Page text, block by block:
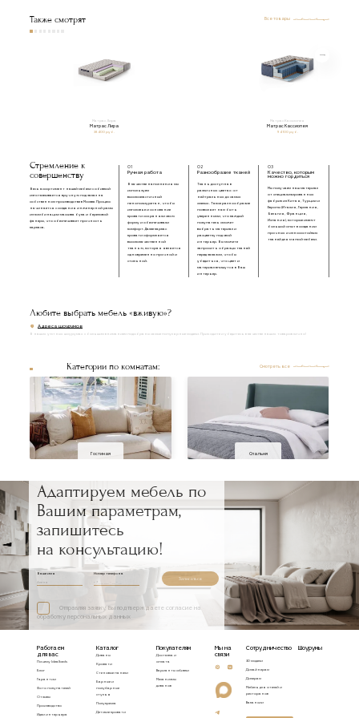
Также смотрят Все товары
Матрас Лира
Матрас Лира
38 400 руб.
Матрас Кассиопея
Матрас Кассиопея
94 100 руб.
Стремление к
совершенству
Весь ассортимент нашей мебели с обивкой
изготавливается вручную под заказ на
собственном производстве в Москве. Процесс
начинается с создания инженерной рамы
из комбинации массива бука и березовой
фанеры, что обеспечивает прочность
каркаса.
01
Ручная работа
В качестве наполнения мы
используем
высокоэластичный
пенополиуретан, чтобы
изголовье и основание
кровати сохраняли свою
форму и обеспечивали
комфорт. Далее каркас
кровати оформляется
высококачественной
тканью, которая является
одновременно прочной и
стильной.
02
Разнообразие тканей
Ткань доступна в
различных цветах: от
нейтральных до самых
смелых. Такое разнообразие
позволяет нам быть
уверенными, что каждый
покупатель сможет
выбрать материал и
расцветку под свой
интерьер. Вы можете
запросить образцы тканей
перед заказом, чтобы
убедиться, что цвет и
материал впишутся в Ваш
интерьер.
03
Качество, которым
можно гордиться
Мы получаем наш материал
от специализированных
фабрик из Китая, Турции и
Европы (Италия, Германия,
Бельгия, Франция,
Испания), которые имеют
большой опыт в создании
прочных и износостойких
тканей для мягкой мебели.
Любите выбрать мебель «вживую»?
Адреса шоурумов
Категории по комнатам: Смотреть все
Гостиная Спальня
Адаптируем мебель по
Вашим параметрам,
запишитесь
на консультацию!
Ваше имя Номер телефона
Записаться
Отправляя заявку, Вы подтверждаете согласие на
обработку персональных данных
Работаем
для вас
Почему Idealbeds
Блог
Гарантии
Фото покупателей
Отзывы
Производство
Идеи интерьера
Каталог
Диваны
Кровати
Стеновые панели
Барные и
полубарные
стулья
Полукресла
Детские кровати
Покупателям
Доставка и
оплата
Варианты обивки
Механизмы
диванов
Мы на
связи
Сотрудничество
3D модели
Дизайнерам
Дилерам
Мебель для отелей и
ресторанов
Вакансии
Шоурумы